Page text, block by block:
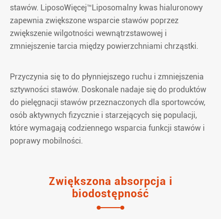
stawów. LiposoWięcej™Liposomalny kwas hialuronowy
zapewnia zwiększone wsparcie stawów poprzez
zwiększenie wilgotności wewnątrzstawowej i
zmniejszenie tarcia między powierzchniami chrząstki.
Przyczynia się to do płynniejszego ruchu i zmniejszenia
sztywności stawów. Doskonale nadaje się do produktów
do pielęgnacji stawów przeznaczonych dla sportowców,
osób aktywnych fizycznie i starzejących się populacji,
które wymagają codziennego wsparcia funkcji stawów i
poprawy mobilności.
Zwiększona absorpcja i
biodostępność